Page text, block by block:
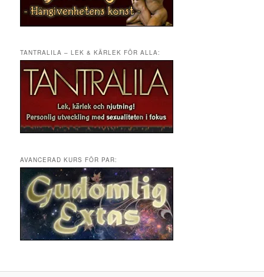
TANTRALILA – LEK & KÄRLEK FÖR ALLA:
AVANCERAD KURS FÖR PAR: